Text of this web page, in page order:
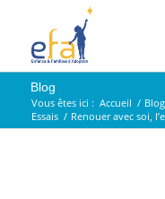
Blog
Vous êtes ici : Accueil / Blog
Essais / Renouer avec soi,